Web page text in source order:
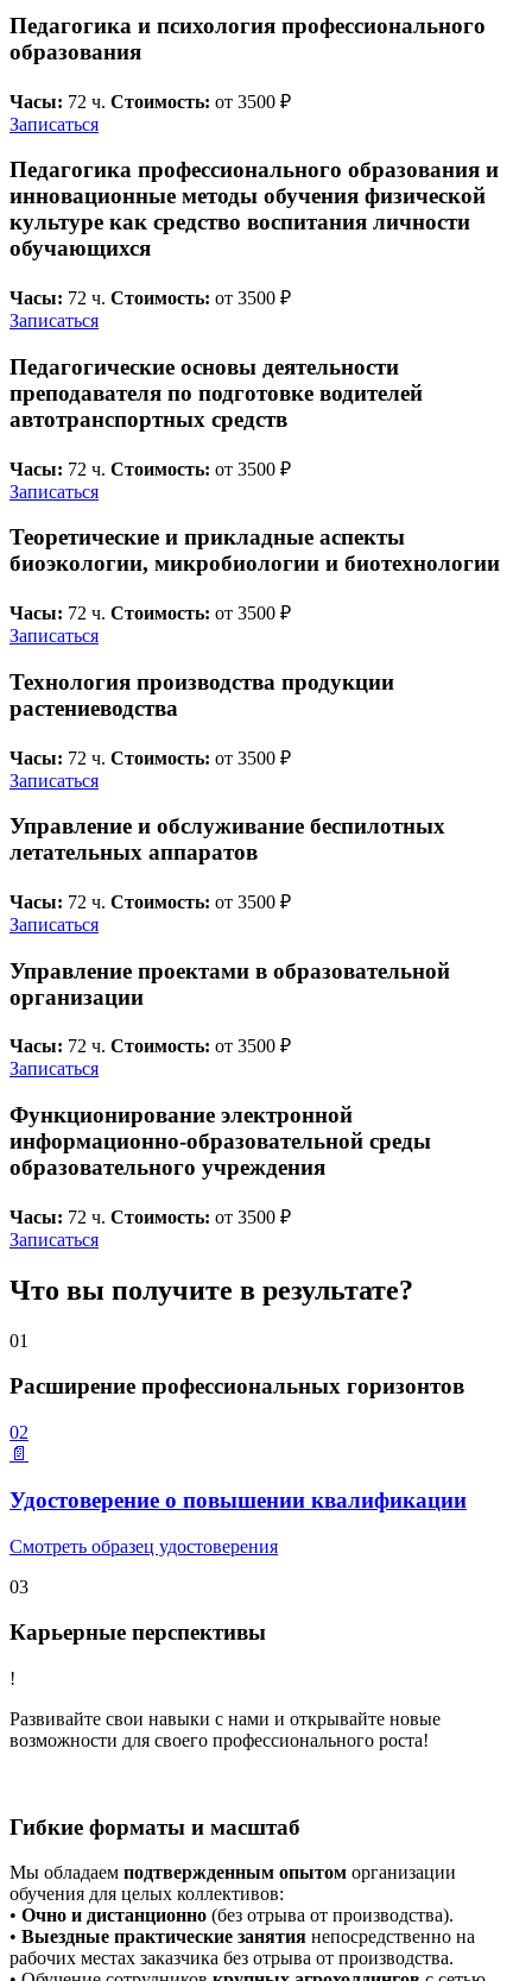
Педагогика и психология профессионального
образования
Часы: 72 ч. Стоимость: от 3500 ₽
Записаться
Педагогика профессионального образования и
инновационные методы обучения физической
культуре как средство воспитания личности
обучающихся
Часы: 72 ч. Стоимость: от 3500 ₽
Записаться
Педагогические основы деятельности
преподавателя по подготовке водителей
автотранспортных средств
Часы: 72 ч. Стоимость: от 3500 ₽
Записаться
Теоретические и прикладные аспекты
биоэкологии, микробиологии и биотехнологии
Часы: 72 ч. Стоимость: от 3500 ₽
Записаться
Технология производства продукции
растениеводства
Часы: 72 ч. Стоимость: от 3500 ₽
Записаться
Управление и обслуживание беспилотных
летательных аппаратов
Часы: 72 ч. Стоимость: от 3500 ₽
Записаться
Управление проектами в образовательной
организации
Часы: 72 ч. Стоимость: от 3500 ₽
Записаться
Функционирование электронной
информационно-образовательной среды
образовательного учреждения
Часы: 72 ч. Стоимость: от 3500 ₽
Записаться
Что вы получите в результате?
01
Расширение профессиональных горизонтов
02
📄
Удостоверение о повышении квалификации
Смотреть образец удостоверения
03
Карьерные перспективы
!
Развивайте свои навыки с нами и открывайте новые
возможности для своего профессионального роста!
Гибкие форматы и масштаб
Мы обладаем подтвержденным опытом организации
обучения для целых коллективов:
• Очно и дистанционно (без отрыва от производства).
• Выездные практические занятия непосредственно на
рабочих местах заказчика без отрыва от производства.